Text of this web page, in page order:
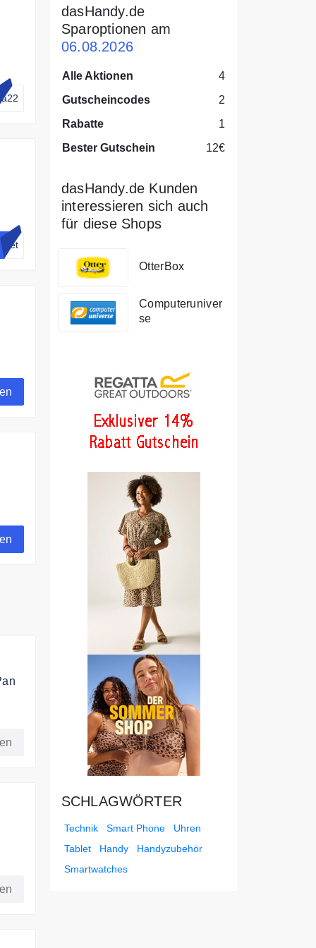
elet
dasHandy.de
Sparoptionen am
06.08.2026
Alle Aktionen
4
Gutscheincodes
2
Rabatte
1
Bester Gutschein
12€
dasHandy.de Kunden
interessieren sich auch
für diese Shops
OtterBox
Computeruniver
se
SCHLAGWÖRTER
Technik Smart Phone
Uhren
Tablet
Handy
Handyzubehör
Smartwatches